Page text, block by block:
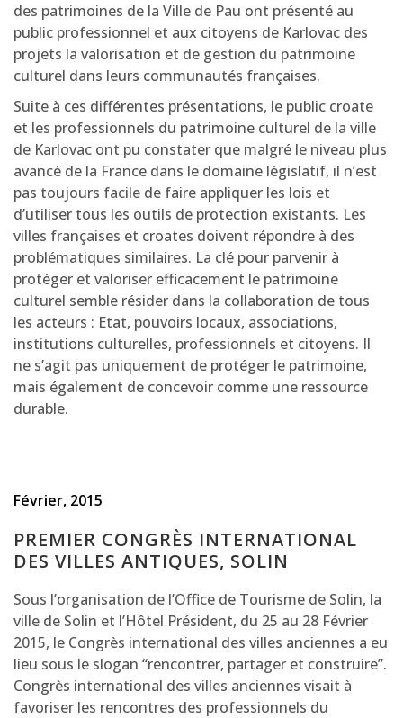
des patrimoines de la Ville de Pau ont présenté au
public professionnel et aux citoyens de Karlovac des
projets la valorisation et de gestion du patrimoine
culturel dans leurs communautés françaises.
Suite à ces différentes présentations, le public croate
et les professionnels du patrimoine culturel de la ville
de Karlovac ont pu constater que malgré le niveau plus
avancé de la France dans le domaine législatif, il n’est
pas toujours facile de faire appliquer les lois et
d’utiliser tous les outils de protection existants. Les
villes françaises et croates doivent répondre à des
problématiques similaires. La clé pour parvenir à
protéger et valoriser efficacement le patrimoine
culturel semble résider dans la collaboration de tous
les acteurs : Etat, pouvoirs locaux, associations,
institutions culturelles, professionnels et citoyens. Il
ne s’agit pas uniquement de protéger le patrimoine,
mais également de concevoir comme une ressource
durable.
Février, 2015
PREMIER CONGRÈS INTERNATIONAL
DES VILLES ANTIQUES, SOLIN
Sous l’organisation de l’Office de Tourisme de Solin, la
ville de Solin et l’Hôtel Président, du 25 au 28 Février
2015, le Congrès international des villes anciennes a eu
lieu sous le slogan “rencontrer, partager et construire”.
Congrès international des villes anciennes visait à
favoriser les rencontres des professionnels du